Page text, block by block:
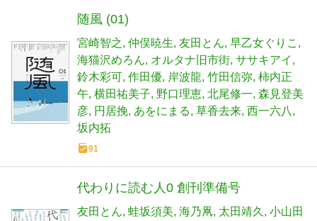
随風 (01)
宮崎智之 仲俣暁生 友田とん 早乙女ぐりこ
海猫沢めろん オルタナ旧市街 ササキアイ
鈴木彩可 作田優 岸波龍 竹田信弥 柿内正
午 横田祐美子 野口理恵 北尾修一 森見登美
彦 円居挽 あをにまる 草香去来 西一六八
坂内拓
91
代わりに読む人0 創刊準備号
友田とん 蛙坂須美 海乃凧 太田靖久
小山田